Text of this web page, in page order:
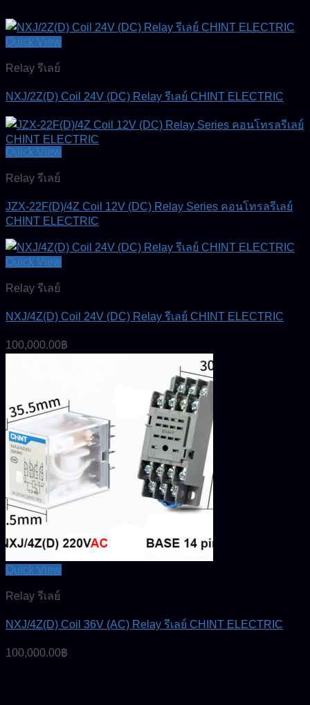
Quick View
Relay รีเลย์
NXJ/2Z(D) Coil 24V (DC) Relay รีเลย์ CHINT ELECTRIC
Quick View
Relay รีเลย์
JZX-22F(D)/4Z Coil 12V (DC) Relay Series คอนโทรลรีเลย์
CHINT ELECTRIC
Quick View
Relay รีเลย์
NXJ/4Z(D) Coil 24V (DC) Relay รีเลย์ CHINT ELECTRIC
100,000.00฿
Quick View
Relay รีเลย์
NXJ/4Z(D) Coil 36V (AC) Relay รีเลย์ CHINT ELECTRIC
100,000.00฿